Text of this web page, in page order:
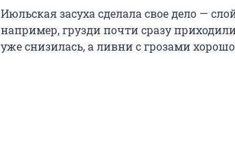
Июльская засуха сделала свое дело —
например, грузди почти сразу
уже снизилась, а ливни с грозами